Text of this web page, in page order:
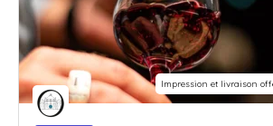
Impression et livraison